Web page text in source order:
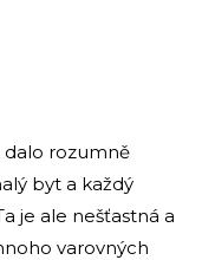
dalo rozumně
byt a každý
je ale nešťastná a
varovných